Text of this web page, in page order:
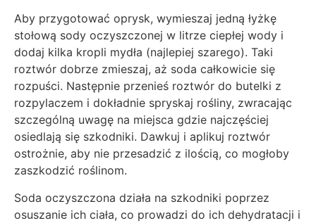
Aby przygotować oprysk, wymieszaj jedną łyżkę
stołową sody oczyszczonej w litrze ciepłej wody i
dodaj kilka kropli mydła (najlepiej szarego). Taki
roztwór dobrze zmieszaj, aż soda całkowicie się
rozpuści. Następnie przenieś roztwór do butelki z
rozpylaczem i dokładnie spryskaj rośliny, zwracając
szczególną uwagę na miejsca gdzie najczęściej
osiedlają się szkodniki. Dawkuj i aplikuj roztwór
ostrożnie, aby nie przesadzić z ilością, co mogłoby
zaszkodzić roślinom.
Soda oczyszczona działa na szkodniki poprzez
osuszanie ich ciała, co prowadzi do ich dehydratacji i